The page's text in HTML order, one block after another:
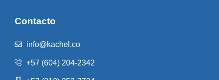
Contacto
info@kachel.co
+57 (604) 204-2342